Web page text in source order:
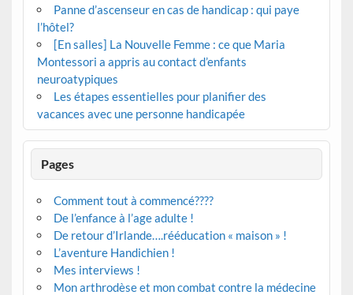
Panne d’ascenseur en cas de handicap : qui paye
l’hôtel?
[En salles] La Nouvelle Femme : ce que Maria
Montessori a appris au contact d’enfants
neuroatypiques
Les étapes essentielles pour planifier des
vacances avec une personne handicapée
Pages
Comment tout à commencé????
De l’enfance à l’age adulte !
De retour d’Irlande….rééducation « maison » !
L’aventure Handichien !
Mes interviews !
Mon arthrodèse et mon combat contre la médecine